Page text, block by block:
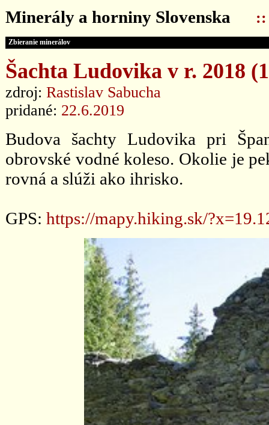
Minerály a horniny Slovenska ::
Zbieranie minerálov
Šachta Ludovika v r. 2018
zdroj: Rastislav Sabucha
pridané: 22.6.2019
Budova šachty Ludovika pri
obrovské vodné koleso. Okolie je
rovná a slúži ako ihrisko.
GPS: https://mapy.hiking.sk/